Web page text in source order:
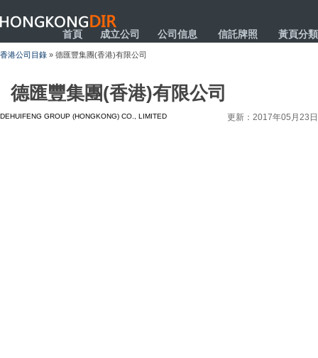
HONGKONGDIR
首頁 成立公司 公司信息 信託牌照 黃頁分類
香港公司目錄 » 德匯豐集團(香港)有限公司
德匯豐集團(香港)有限公司
DEHUIFENG GROUP (HONGKONG) CO., LIMITED 更新：2017年05月23日